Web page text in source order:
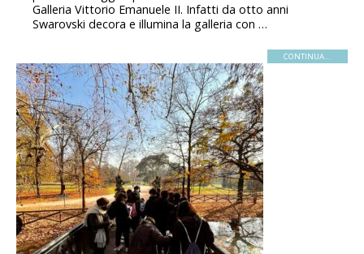
Galleria Vittorio Emanuele II. Infatti da otto anni
Swarovski decora e illumina la galleria con …
CONTINUA...